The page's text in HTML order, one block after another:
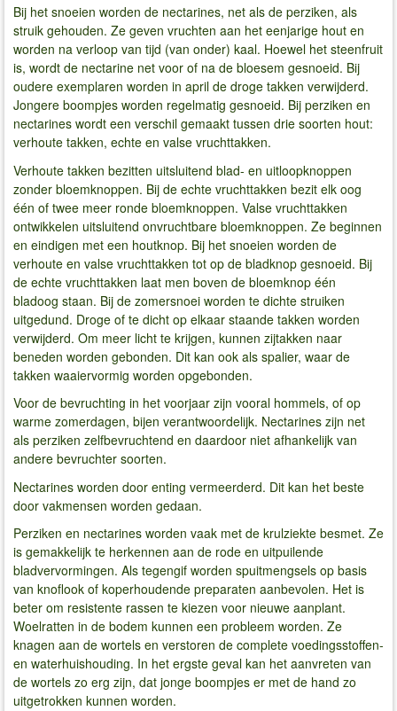
Bij het snoeien worden de nectarines, net als de perziken, als
struik gehouden. Ze geven vruchten aan het eenjarige hout en
worden na verloop van tijd (van onder) kaal. Hoewel het steenfruit
is, wordt de nectarine net voor of na de bloesem gesnoeid. Bij
oudere exemplaren worden in april de droge takken verwijderd.
Jongere boompjes worden regelmatig gesnoeid. Bij perziken en
nectarines wordt een verschil gemaakt tussen drie soorten hout:
verhoute takken, echte en valse vruchttakken.
Verhoute takken bezitten uitsluitend blad- en uitloopknoppen
zonder bloemknoppen. Bij de echte vruchttakken bezit elk oog
één of twee meer ronde bloemknoppen. Valse vruchttakken
ontwikkelen uitsluitend onvruchtbare bloemknoppen. Ze beginnen
en eindigen met een houtknop. Bij het snoeien worden de
verhoute en valse vruchttakken tot op de bladknop gesnoeid. Bij
de echte vruchttakken laat men boven de bloemknop één
bladoog staan. Bij de zomersnoei worden te dichte struiken
uitgedund. Droge of te dicht op elkaar staande takken worden
verwijderd. Om meer licht te krijgen, kunnen zijtakken naar
beneden worden gebonden. Dit kan ook als spalier, waar de
takken waaiervormig worden opgebonden.
Voor de bevruchting in het voorjaar zijn vooral hommels, of op
warme zomerdagen, bijen verantwoordelijk. Nectarines zijn net
als perziken zelfbevruchtend en daardoor niet afhankelijk van
andere bevruchter soorten.
Nectarines worden door enting vermeerderd. Dit kan het beste
door vakmensen worden gedaan.
Perziken en nectarines worden vaak met de krulziekte besmet. Ze
is gemakkelijk te herkennen aan de rode en uitpuilende
bladvervormingen. Als tegengif worden spuitmengsels op basis
van knoflook of koperhoudende preparaten aanbevolen. Het is
beter om resistente rassen te kiezen voor nieuwe aanplant.
Woelratten in de bodem kunnen een probleem worden. Ze
knagen aan de wortels en verstoren de complete voedingsstoffen-
en waterhuishouding. In het ergste geval kan het aanvreten van
de wortels zo erg zijn, dat jonge boompjes er met de hand zo
uitgetrokken kunnen worden.